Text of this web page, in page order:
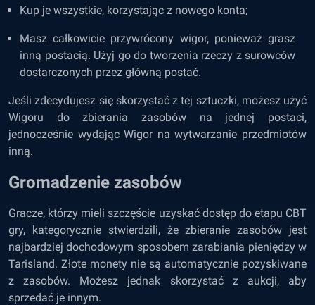
Kup je wszystkie, korzystając z nowego konta;
Masz całkowicie przywrócony wigor, ponieważ grasz
inną postacią. Użyj go do tworzenia rzeczy z surowców
dostarczonych przez główną postać.
Jeśli zdecydujesz się skorzystać z tej sztuczki, możesz użyć
Wigoru do zbierania zasobów na jednej postaci,
jednocześnie wydając Wigor na wytwarzanie przedmiotów
inną.
Gromadzenie zasobów
Gracze, którzy mieli szczęście uzyskać dostęp do etapu CBT
gry, kategorycznie stwierdzili, że zbieranie zasobów jest
najbardziej dochodowym sposobem zarabiania pieniędzy w
Tarisland. Złote monety nie są automatycznie pozyskiwane
z zasobów. Możesz jednak skorzystać z aukcji, aby
sprzedać je innym.